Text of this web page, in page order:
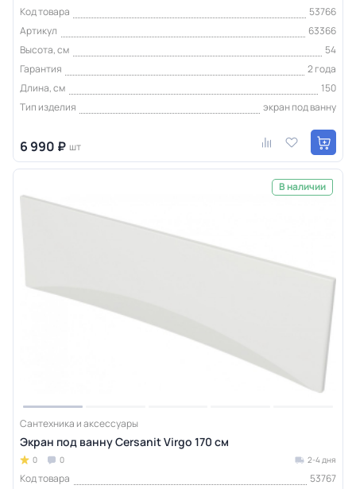
Код товара
53766
Артикул
63366
Высота, см
54
Гарантия
2 года
Длина, см
150
Тип изделия
экран под ванну
6 990 ₽ шт
В наличии
Сантехника и аксессуары
Экран под ванну Cersanit Virgo 170 см
0 0 2-4 дня
Код товара
53767